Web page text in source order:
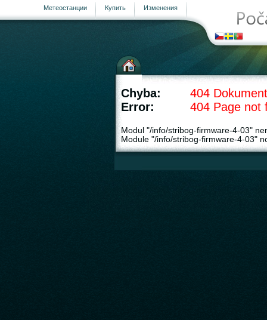
Изменения
Купить
Метеостанции
страница
Chyba:
404
Error:
404 Page not
Modul "/info/stribog-firmware-4-03"
Module "/info/stribog-firmware-4-03"